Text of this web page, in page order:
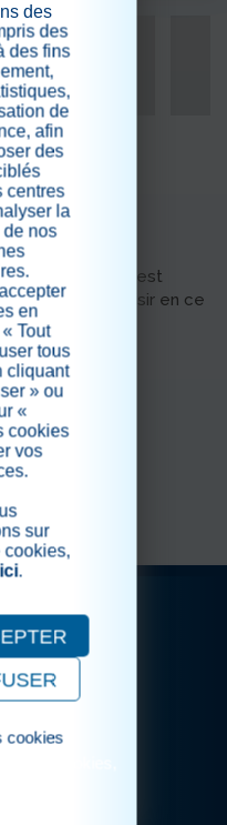
dernière, c'est
avec grand plaisir en ce
des
des
des fins
de
afin
des
centres
la
de nos
en
Tout
tous
cliquant
» ou
«
cookies
vos
sur
cookies,
.
cookies